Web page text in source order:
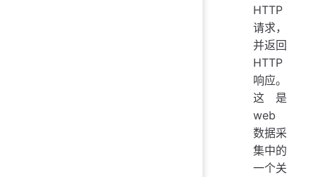
HTTP
请求，
并返回
HTTP
响应。
这是
web
数据采
集中的
一个关